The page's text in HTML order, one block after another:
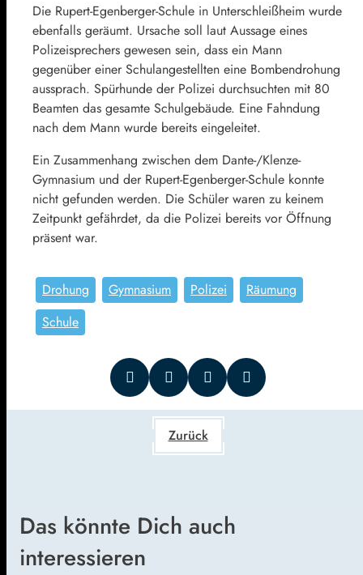
Die Rupert-Egenberger-Schule in Unterschleißheim wurde
ebenfalls geräumt. Ursache soll laut Aussage eines
Polizeisprechers gewesen sein, dass ein Mann
gegenüber einer Schulangestellten eine Bombendrohung
aussprach. Spürhunde der Polizei durchsuchten mit 80
Beamten das gesamte Schulgebäude. Eine Fahndung
nach dem Mann wurde bereits eingeleitet.
Ein Zusammenhang zwischen dem Dante-/Klenze-
Gymnasium und der Rupert-Egenberger-Schule konnte
nicht gefunden werden. Die Schüler waren zu keinem
Zeitpunkt gefährdet, da die Polizei bereits vor Öffnung
präsent war.
Drohung Gymnasium Polizei
Räumung
Schule
Zurück
Das könnte Dich auch
interessieren